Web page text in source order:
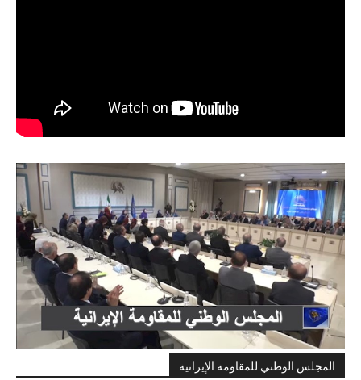
المجلس الوطني للمقاومة الإيرانية